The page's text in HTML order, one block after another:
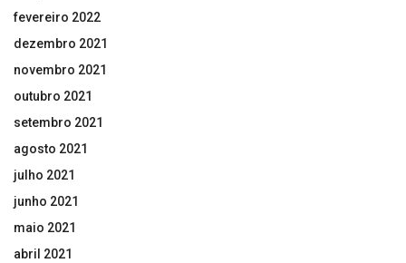
fevereiro 2022
dezembro 2021
novembro 2021
outubro 2021
setembro 2021
agosto 2021
julho 2021
junho 2021
maio 2021
abril 2021